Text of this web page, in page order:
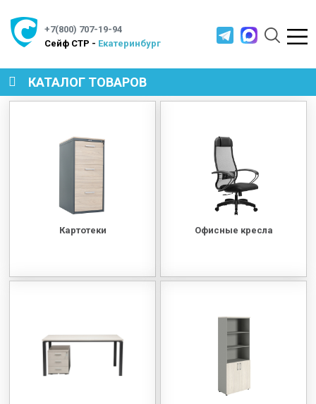
+7(800) 707-19-94
Cейф СТР - Екатеринбург
КАТАЛОГ ТОВАРОВ
МЕТАЛЛИЧЕСКАЯ МЕБЕЛЬ
СИСТЕМЫ ХРАНЕНИЯ
Картотеки Офисные кресла